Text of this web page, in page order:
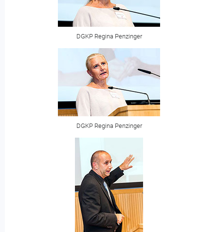
DGKP Regina Penzinger
DGKP Regina Penzinger